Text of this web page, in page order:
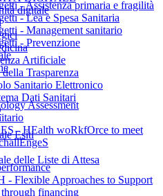
digitale
Artificiale
Trasparenza
Sanitario Elettronico
Dati Sanitari
Esiti
delle Liste di Attesa
- Assistenza primaria e fragilità
- Lea e Spesa Sanitaria
- Management sanitario
- Prevenzione
Assessment
- HEalth woRkfOrce to meet
- Flexible Approaches to Support
financing